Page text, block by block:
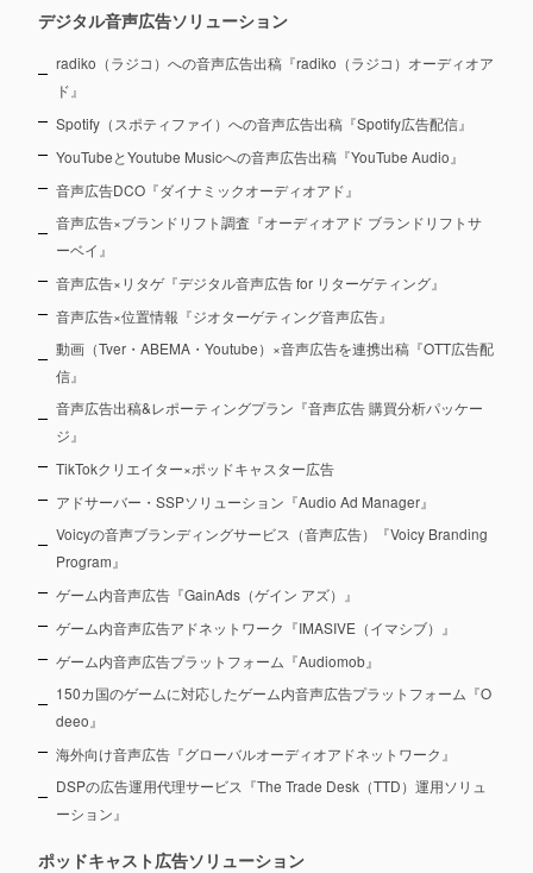
デジタル音声広告ソリューション
radiko（ラジコ）への音声広告出稿『radiko（ラジコ）オーディオア
ド』
Spotify（スポティファイ）への音声広告出稿『Spotify広告配信』
YouTubeとYoutube Musicへの音声広告出稿『YouTube Audio』
音声広告DCO『ダイナミックオーディオアド』
音声広告×ブランドリフト調査『オーディオアド ブランドリフトサ
ーベイ』
音声広告×リタゲ『デジタル音声広告 for リターゲティング』
音声広告×位置情報『ジオターゲティング音声広告』
動画（Tver・ABEMA・Youtube）×音声広告を連携出稿『OTT広告配
信』
音声広告出稿&レポーティングプラン『音声広告 購買分析パッケー
ジ』
TikTokクリエイター×ポッドキャスター広告
アドサーバー・SSPソリューション『Audio Ad Manager』
Voicyの音声ブランディングサービス（音声広告）『Voicy Branding
Program』
ゲーム内音声広告『GainAds（ゲイン アズ）』
ゲーム内音声広告アドネットワーク『IMASIVE（イマシブ）』
ゲーム内音声広告プラットフォーム『Audiomob』
150カ国のゲームに対応したゲーム内音声広告プラットフォーム『O
deeo』
海外向け音声広告『グローバルオーディオアドネットワーク』
DSPの広告運用代理サービス『The Trade Desk（TTD）運用ソリュ
ーション』
ポッドキャスト広告ソリューション